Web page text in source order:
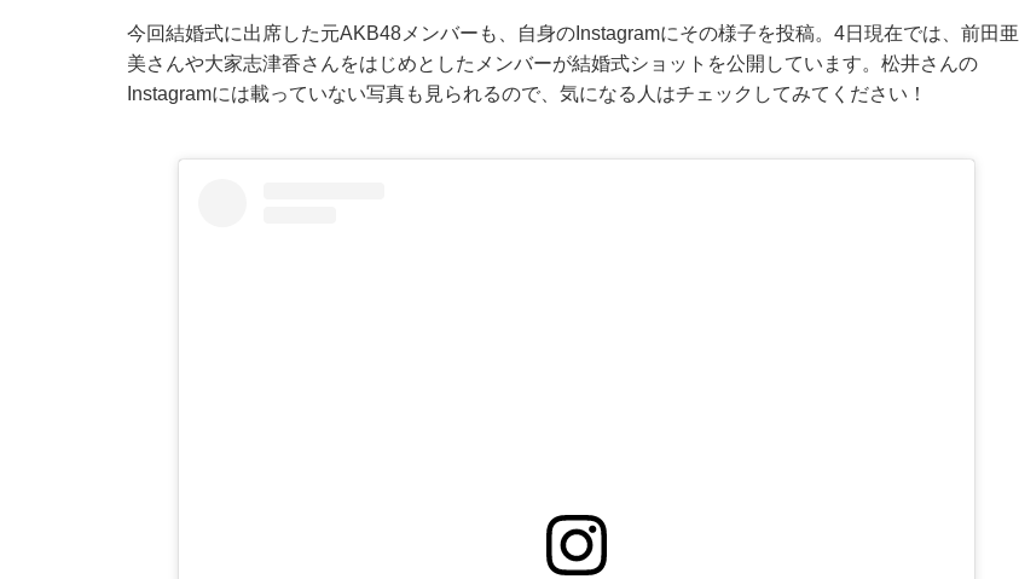
今回結婚式に出席した元AKB48メンバーも、自身のInstagramにその様子を投稿。4日現在では、前田亜
美さんや大家志津香さんをはじめとしたメンバーが結婚式ショットを公開しています。松井さんの
Instagramには載っていない写真も見られるので、気になる人はチェックしてみてください！